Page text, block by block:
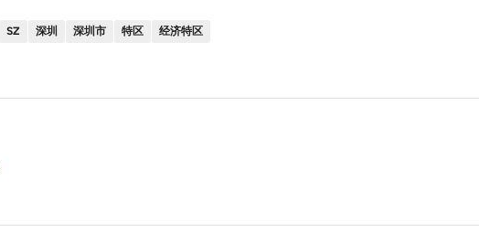
SZ 深圳 深圳市 特区 经济特区